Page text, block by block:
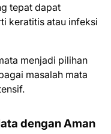
tepat dapat
keratitis atau infeksi
menjadi pilihan
masalah mata
dengan Aman